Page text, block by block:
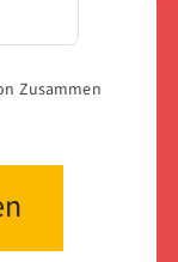
Zusammen